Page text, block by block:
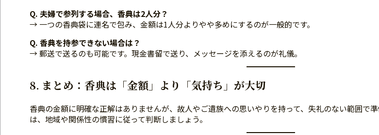
Q. 夫婦で参列する場合、香典は2人分？
→ 一つの香典袋に連名で包み、金額は1人分よりやや多めにするのが一般的です。
Q. 香典を持参できない場合は？
→ 郵送で送るのも可能です。現金書留で送り、メッセージを添えるのが礼儀。
8. まとめ：香典は「金額」より「気持ち」が大切
香典の金額に明確な正解はありませんが、故人やご遺族への思いやりを持って、失礼のない範囲で
は、地域や関係性の慣習に従って判断しましょう。